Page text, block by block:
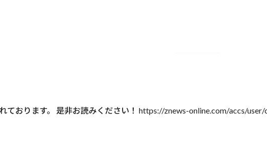
おります。 是非お読みください！ https://znews-online.com/accs/